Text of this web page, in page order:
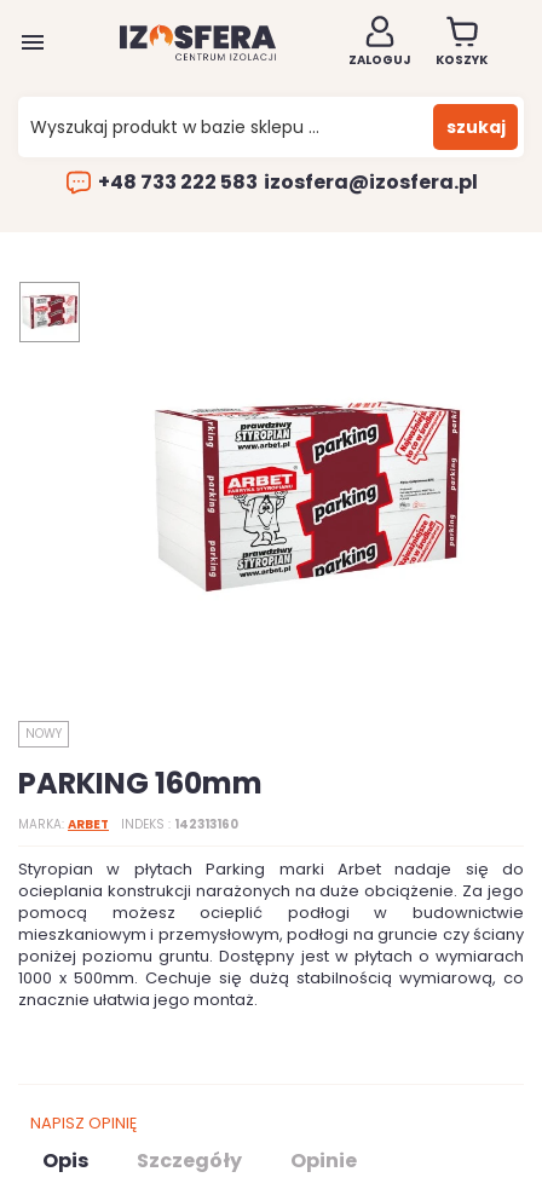

ZALOGUJ KOSZYK
szukaj
+48 733 222 583 izosfera@izosfera.pl
NOWY
PARKING 160mm
MARKA ARBET INDEKS 142313160
Styropian w płytach Parking marki Arbet nadaje się do
ocieplania konstrukcji narażonych na duże obciążenie. Za jego
pomocą możesz ocieplić podłogi w budownictwie
mieszkaniowym i przemysłowym, podłogi na gruncie czy ściany
poniżej poziomu gruntu. Dostępny jest w płytach o wymiarach
1000 x 500mm. Cechuje się dużą stabilnością wymiarową, co
znacznie ułatwia jego montaż.
NAPISZ OPINIĘ
Opis Szczegóły
Opinie